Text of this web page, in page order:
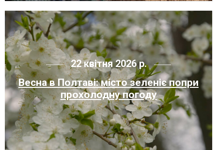
22 квітня 2026 р.
Весна в Полтаві: місто зеленіє попри
прохолодну погоду